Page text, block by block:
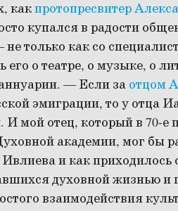
какпротопресвитер
купался в радости
только как со
его о театре, о музыке, о
— Если за отцом
эмиграции, то у отца
И мой отец, который в 70-
академии, мог бы
и как приходилось
духовной жизнью и
взаимодействия